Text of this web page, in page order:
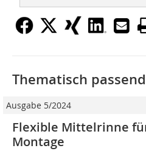
Thematisch
Ausgabe 5/2024
Flexible Mittelrinne
Montage